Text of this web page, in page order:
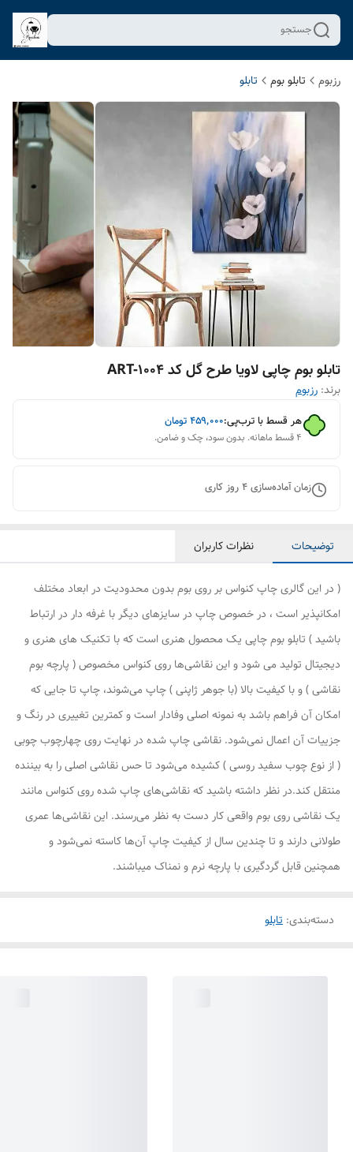
جستجو
رزبوم تابلو بوم تابلو
تابلو بوم چاپی لاویا طرح گل کد ART-1004
برند: رزبوم
هر قسط با ترب‌پی:۴۵۹٬۰۰۰تومان
۴ قسط ماهانه. بدون سود، چک و ضامن.
زمان آماده‌سازی4روز کاری
توضیحات نظرات کاربران
( در این گالری چاپ کنواس بر روی بوم بدون محدودیت در ابعاد مختلف
امکانپذیر است ، در خصوص چاپ در سایزهای دیگر با غرفه دار در ارتباط
باشید ) تابلو بوم چاپی یک محصول هنری است که با تکنیک های هنری و
دیجیتال تولید می شود و این نقاشی‌ها روی کنواس مخصوص ( پارچه بوم
نقاشی ) و با کیفیت بالا (با جوهر ژاپنی ) چاپ می‌شوند، چاپ تا جایی که
امکان آن فراهم باشد به نمونه اصلی وفادار است و کمترین تغییری در رنگ و
جزییات آن اعمال نمی‌شود. نقاشی چاپ شده در نهایت روی چهارچوب چوبی
( از نوع چوب سفید روسی ) کشیده می‌شود تا حس نقاشی اصلی را به بیننده
منتقل کند.در نظر داشته باشید که نقاشی‌های چاپ شده روی کنواس مانند
یک نقاشی روی بوم واقعی کار دست به نظر می‌رسند. این نقاشی‌ها عمری
طولانی دارند و تا چندین سال از کیفیت چاپ آن‌ها کاسته نمی‌شود و
همچنین قابل گردگیری با پارچه نرم و نمناک میباشند.
دسته‌بندی: تابلو